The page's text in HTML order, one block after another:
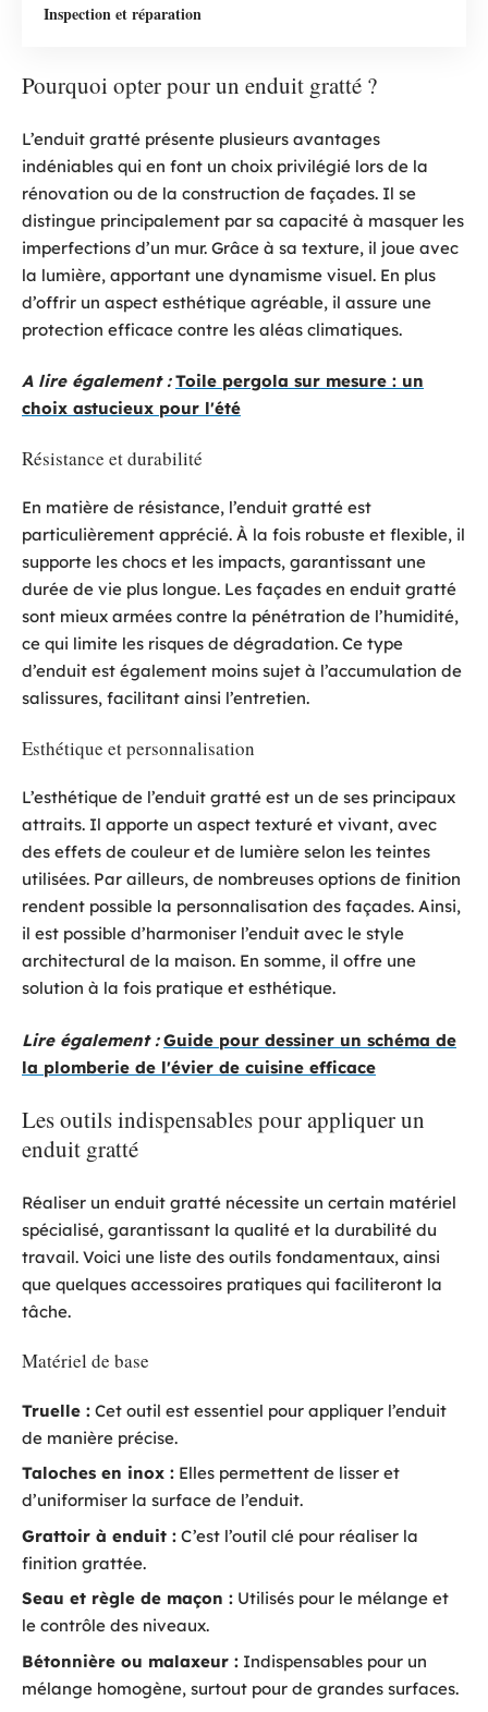
Inspection et réparation
Pourquoi opter pour un enduit gratté ?
L’enduit gratté présente plusieurs avantages
indéniables qui en font un choix privilégié lors de la
rénovation ou de la construction de façades. Il se
distingue principalement par sa capacité à masquer les
imperfections d’un mur. Grâce à sa texture, il joue avec
la lumière, apportant une dynamisme visuel. En plus
d’offrir un aspect esthétique agréable, il assure une
protection efficace contre les aléas climatiques.
A lire également : Toile pergola sur mesure : un
choix astucieux pour l'été
Résistance et durabilité
En matière de résistance, l’enduit gratté est
particulièrement apprécié. À la fois robuste et flexible, il
supporte les chocs et les impacts, garantissant une
durée de vie plus longue. Les façades en enduit gratté
sont mieux armées contre la pénétration de l’humidité,
ce qui limite les risques de dégradation. Ce type
d’enduit est également moins sujet à l’accumulation de
salissures, facilitant ainsi l’entretien.
Esthétique et personnalisation
L’esthétique de l’enduit gratté est un de ses principaux
attraits. Il apporte un aspect texturé et vivant, avec
des effets de couleur et de lumière selon les teintes
utilisées. Par ailleurs, de nombreuses options de finition
rendent possible la personnalisation des façades. Ainsi,
il est possible d’harmoniser l’enduit avec le style
architectural de la maison. En somme, il offre une
solution à la fois pratique et esthétique.
Lire également : Guide pour dessiner un schéma de
la plomberie de l'évier de cuisine efficace
Les outils indispensables pour appliquer un
enduit gratté
Réaliser un enduit gratté nécessite un certain matériel
spécialisé, garantissant la qualité et la durabilité du
travail. Voici une liste des outils fondamentaux, ainsi
que quelques accessoires pratiques qui faciliteront la
tâche.
Matériel de base
Truelle : Cet outil est essentiel pour appliquer l’enduit
de manière précise.
Taloches en inox : Elles permettent de lisser et
d’uniformiser la surface de l’enduit.
Grattoir à enduit : C’est l’outil clé pour réaliser la
finition grattée.
Seau et règle de maçon : Utilisés pour le mélange et
le contrôle des niveaux.
Bétonnière ou malaxeur : Indispensables pour un
mélange homogène, surtout pour de grandes surfaces.